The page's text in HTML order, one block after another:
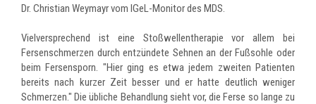
Dr. Christian Weymayr vom IGeL-Monitor des MDS.
Vielversprechend ist eine Stoßwellentherapie vor allem bei
Fersenschmerzen durch entzündete Sehnen an der Fußsohle oder
beim Fersensporn. "Hier ging es etwa jedem zweiten Patienten
bereits nach kurzer Zeit besser und er hatte deutlich weniger
Schmerzen." Die übliche Behandlung sieht vor, die Ferse so lange zu